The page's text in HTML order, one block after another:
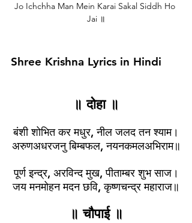
Jo Ichchha Man Mein Karai Sakal Siddh Ho
Jai ॥
Shree Krishna Lyrics in Hindi
॥ दोहा ॥
बंशी शोभित कर मधुर, नील जलद तन श्याम।
अरुणअधरजनु बिम्बफल, नयनकमलअभिराम॥
पूर्ण इन्द्र, अरविन्द मुख, पीताम्बर शुभ साज।
जय मनमोहन मदन छवि, कृष्णचन्द्र महाराज॥
॥ चौपाई ॥